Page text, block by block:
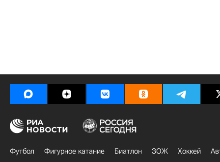
Футбол Фигурное катание Биатлон ЗОЖ Хоккей